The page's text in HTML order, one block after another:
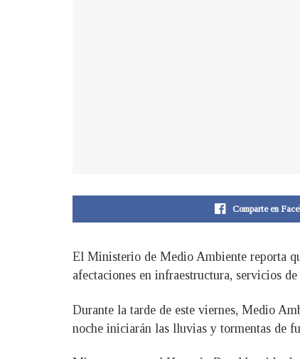
Comparte en
El Ministerio de Medio Ambiente reporta
afectaciones en infraestructura, servicios
Durante la tarde de este viernes, Medio
noche iniciarán las lluvias y tormentas de